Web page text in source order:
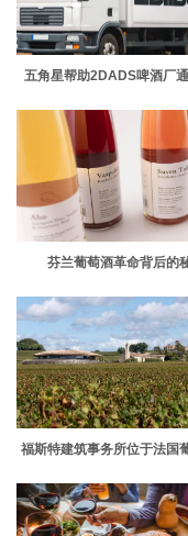
五角星帮助2DADS啤酒厂
芬兰葡萄酒革命背后的
福斯特建筑事务所位于法国